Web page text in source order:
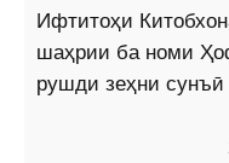
Ифтитоҳи
шаҳрии ба номи
рушди зеҳни